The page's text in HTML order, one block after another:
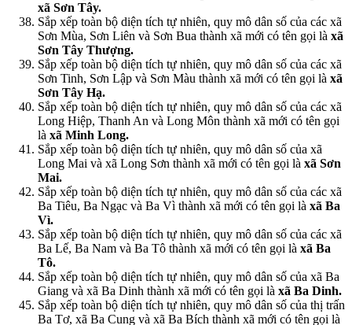
xã Sơn Tây.
Sắp xếp toàn bộ diện tích tự nhiên, quy mô dân số của các xã
Sơn Mùa, Sơn Liên và Sơn Bua thành xã mới có tên gọi là xã
Sơn Tây Thượng.
Sắp xếp toàn bộ diện tích tự nhiên, quy mô dân số của các xã
Sơn Tinh, Sơn Lập và Sơn Màu thành xã mới có tên gọi là xã
Sơn Tây Hạ.
Sắp xếp toàn bộ diện tích tự nhiên, quy mô dân số của các xã
Long Hiệp, Thanh An và Long Môn thành xã mới có tên gọi
là xã Minh Long.
Sắp xếp toàn bộ diện tích tự nhiên, quy mô dân số của xã
Long Mai và xã Long Sơn thành xã mới có tên gọi là xã Sơn
Mai.
Sắp xếp toàn bộ diện tích tự nhiên, quy mô dân số của các xã
Ba Tiêu, Ba Ngạc và Ba Vì thành xã mới có tên gọi là xã Ba
Vì.
Sắp xếp toàn bộ diện tích tự nhiên, quy mô dân số của các xã
Ba Lế, Ba Nam và Ba Tô thành xã mới có tên gọi là xã Ba
Tô.
Sắp xếp toàn bộ diện tích tự nhiên, quy mô dân số của xã Ba
Giang và xã Ba Dinh thành xã mới có tên gọi là xã Ba Dinh.
Sắp xếp toàn bộ diện tích tự nhiên, quy mô dân số của thị trấn
Ba Tơ, xã Ba Cung và xã Ba Bích thành xã mới có tên gọi là